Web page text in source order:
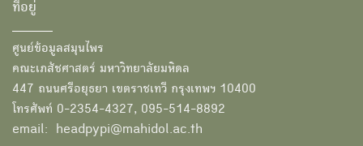
ที่อยู่
ศูนย์ข้อมูลสมุนไพร
คณะเภสัชศาสตร์ มหาวิทยาลัยมหิดล
447 ถนนศรีอยุธยา เขตราชเทวี กรุงเทพฯ 10400
โทรศัพท์ 0-2354-4327, 095-514-8892
email: headpypi@mahidol.ac.th